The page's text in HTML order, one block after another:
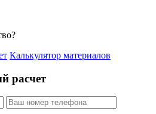
Калькулятор материалов
расчет